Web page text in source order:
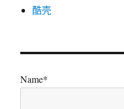
酷壳
Name*